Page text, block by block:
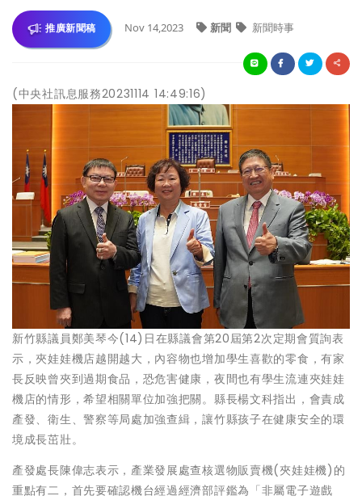
推廣新聞稿 Nov 14,2023 新聞 新聞時事
(中央社訊息服務20231114 14:49:16)
新竹縣議員鄭美琴今(14)日在縣議會第20屆第2次定期會質詢表
示，夾娃娃機店越開越大，內容物也增加學生喜歡的零食，有家
長反映曾夾到過期食品，恐危害健康，夜間也有學生流連夾娃娃
機店的情形，希望相關單位加強把關。縣長楊文科指出，會責成
產發、衛生、警察等局處加強查緝，讓竹縣孩子在健康安全的環
境成長茁壯。
產發處長陳偉志表示，產業發展處查核選物販賣機(夾娃娃機)的
重點有二，首先要確認機台經過經濟部評鑑為「非屬電子遊戲